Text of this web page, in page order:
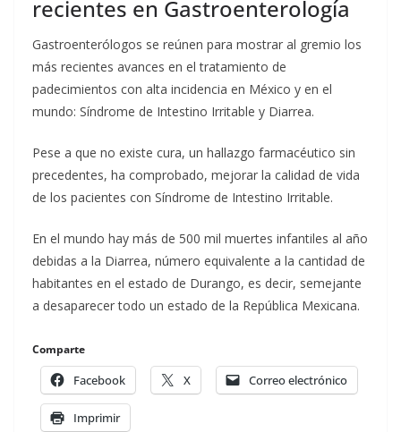
recientes en Gastroenterología
Gastroenterólogos se reúnen para mostrar al gremio los
más recientes avances en el tratamiento de
padecimientos con alta incidencia en México y en el
mundo: Síndrome de Intestino Irritable y Diarrea.
Pese a que no existe cura, un hallazgo farmacéutico sin
precedentes, ha comprobado, mejorar la calidad de vida
de los pacientes con Síndrome de Intestino Irritable.
En el mundo hay más de 500 mil muertes infantiles al año
debidas a la Diarrea, número equivalente a la cantidad de
habitantes en el estado de Durango, es decir, semejante
a desaparecer todo un estado de la República Mexicana.
Comparte
Facebook X Correo electrónico
Imprimir